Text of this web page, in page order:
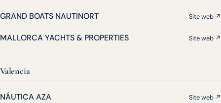
GRAND BOATS NAUTINORT Site web ↗
MALLORCA YACHTS & PROPERTIES Site web ↗
Valencia
NÁUTICA AZA Site web ↗